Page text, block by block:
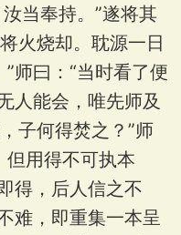
当奉持。”遂将其
火烧却。耽源一日
师曰：“当时看了便
人能会，唯先师及
子何得焚之？”师
但用得不可执本
得，后人信之不
难，即重集一本呈